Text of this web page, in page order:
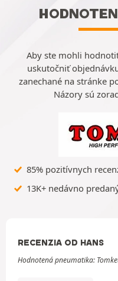
Aby ste mohli
uskutočniť
zanechané na stránke
Názory sú
85% pozitívnych
13K+ nedávno
RECENZIA OD HANS
Hodnotená pneumatika: